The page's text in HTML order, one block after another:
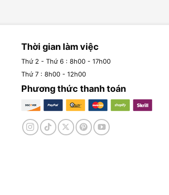
Thời gian làm việc
Thứ 2 - Thứ 6 : 8h00 - 17h00
Thứ 7 : 8h00 - 12h00
Phương thức thanh toán